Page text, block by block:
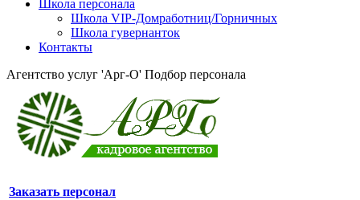
Школа персонала
Школа VIP-Домработниц/Горничных
Школа гувернанток
Контакты
Агентство услуг 'Арг-О' Подбор персонала
Заказать персонал